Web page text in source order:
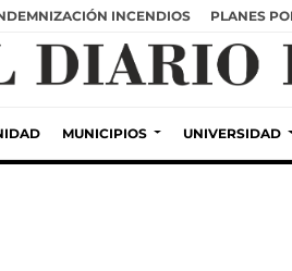
INCENDIOS PLANES
MUNICIPIOS UNIVERSIDAD